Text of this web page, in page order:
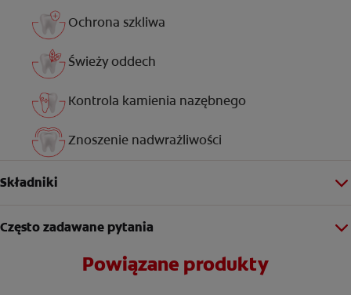
Ochrona szkliwa
Świeży oddech
Kontrola kamienia nazębnego
Znoszenie nadwrażliwości
Składniki
Często zadawane pytania
Powiązane produkty